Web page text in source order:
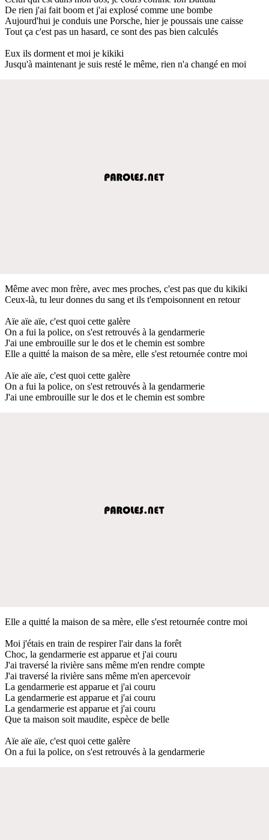
De rien j'ai fait boom et j'ai explosé comme une bombe
Aujourd'hui je conduis une Porsche, hier je poussais une caisse
Tout ça c'est pas un hasard, ce sont des pas bien calculés
Eux ils dorment et moi je kikiki
Jusqu'à maintenant je suis resté le même, rien n'a changé en moi
Même avec mon frère, avec mes proches, c'est pas que du kikiki
Ceux-là, tu leur donnes du sang et ils t'empoisonnent en retour
Aïe aïe aïe, c'est quoi cette galère
On a fui la police, on s'est retrouvés à la gendarmerie
J'ai une embrouille sur le dos et le chemin est sombre
Elle a quitté la maison de sa mère, elle s'est retournée contre moi
Aïe aïe aïe, c'est quoi cette galère
On a fui la police, on s'est retrouvés à la gendarmerie
J'ai une embrouille sur le dos et le chemin est sombre
Elle a quitté la maison de sa mère, elle s'est retournée contre moi
Moi j'étais en train de respirer l'air dans la forêt
Choc, la gendarmerie est apparue et j'ai couru
J'ai traversé la rivière sans même m'en rendre compte
J'ai traversé la rivière sans même m'en apercevoir
La gendarmerie est apparue et j'ai couru
La gendarmerie est apparue et j'ai couru
La gendarmerie est apparue et j'ai couru
Que ta maison soit maudite, espèce de belle
Aïe aïe aïe, c'est quoi cette galère
On a fui la police, on s'est retrouvés à la gendarmerie